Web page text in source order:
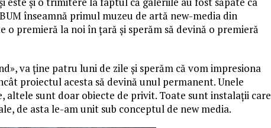
înseamnă primul muzeu de artă new-media din
o premieră la noi în țară și sperăm să devină o premieră
va ține patru luni de zile și sperăm că vom impresiona
proiectul acesta să devină unul permanent. Unele
sunt doar obiecte de privit. Toate sunt instalații care
de asta le-am unit sub conceptul de new media.